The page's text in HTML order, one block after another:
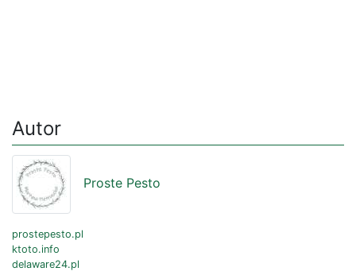
Autor
Proste Pesto
prostepesto.pl
ktoto.info
delaware24.pl